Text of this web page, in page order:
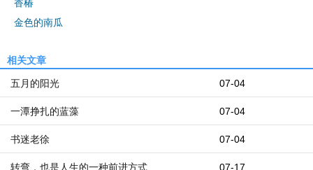
香椿
金色的南瓜
相关文章
07-04
五月的阳光
07-04
一潭挣扎的蓝藻
07-04
书迷老徐
07-17
转弯，也是人生的一种前进方式